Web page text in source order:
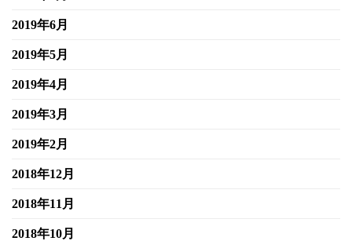
2019年6月
2019年5月
2019年4月
2019年3月
2019年2月
2018年12月
2018年11月
2018年10月